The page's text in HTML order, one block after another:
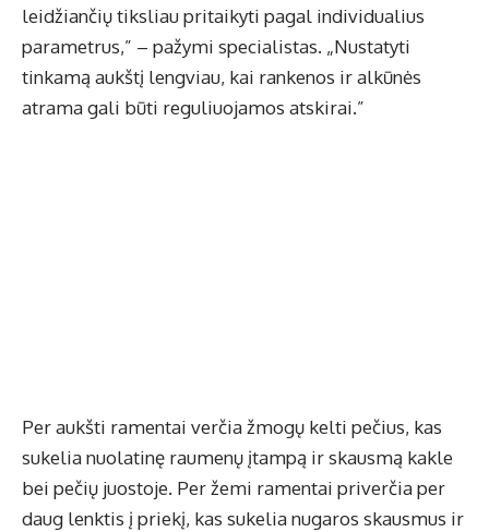
leidžiančių tiksliau pritaikyti pagal individualius
parametrus,” – pažymi specialistas. „Nustatyti
tinkamą aukštį lengviau, kai rankenos ir alkūnės
atrama gali būti reguliuojamos atskirai.”
Per aukšti ramentai verčia žmogų kelti pečius, kas
sukelia nuolatinę raumenų įtampą ir skausmą kakle
bei pečių juostoje. Per žemi ramentai priverčia per
daug lenktis į priekį, kas sukelia nugaros skausmus ir